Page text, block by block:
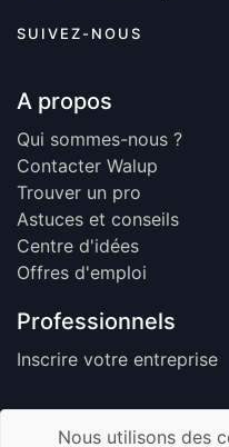
SUIVEZ-NOUS
A propos
Qui sommes-nous ?
Contacter Walup
Trouver un pro
Astuces et conseils
Centre d'idées
Offres d'emploi
Professionnels
Inscrire votre entreprise
Nous utilisons des